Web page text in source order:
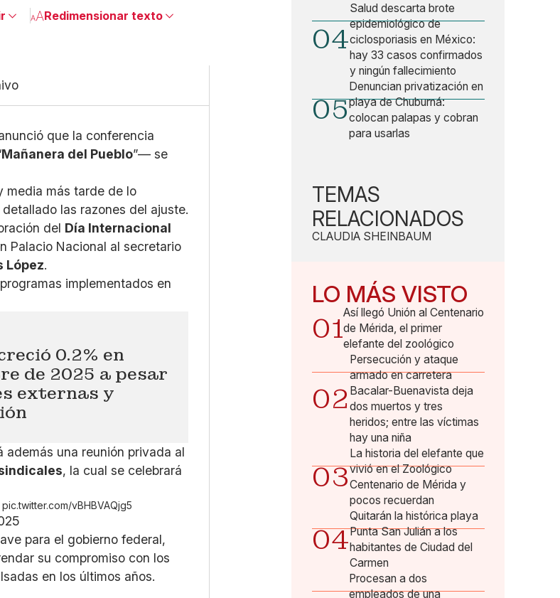
Redimensionar texto
que la conferencia
Mañanera del Pueblo”— se
media más tarde de lo
las razones del ajuste.
del Día Internacional
Palacio Nacional al secretario
López.
implementados en
0.2% en
de 2025 a pesar
externas y
una reunión privada al
, la cual se celebrará
pic.twitter.com/vBHBVAQjg5
para el gobierno federal,
su compromiso con los
en los últimos años.
04
Salud descarta brote
epidemiológico de
ciclosporiasis en México:
hay 33 casos confirmados
y ningún fallecimiento
05
Denuncian privatización en
playa de Chuburná:
colocan palapas y cobran
para usarlas
TEMAS
RELACIONADOS
CLAUDIA SHEINBAUM
LO MÁS VISTO
01Así llegó Unión al Centenario
de Mérida, el primer
elefante del zoológico
02
Persecución y ataque
armado en carretera
Bacalar-Buenavista deja
dos muertos y tres
heridos; entre las víctimas
hay una niña
03
La historia del elefante que
vivió en el Zoológico
Centenario de Mérida y
pocos recuerdan
04
Quitarán la histórica playa
Punta San Julián a los
habitantes de Ciudad del
Carmen
Procesan a dos
empleados de una